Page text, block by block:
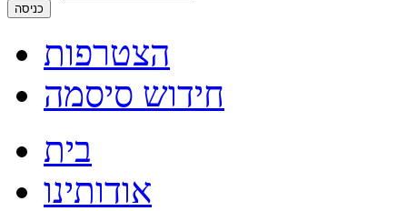
הצטרפות
חידוש סיסמה
בית
אודותינו